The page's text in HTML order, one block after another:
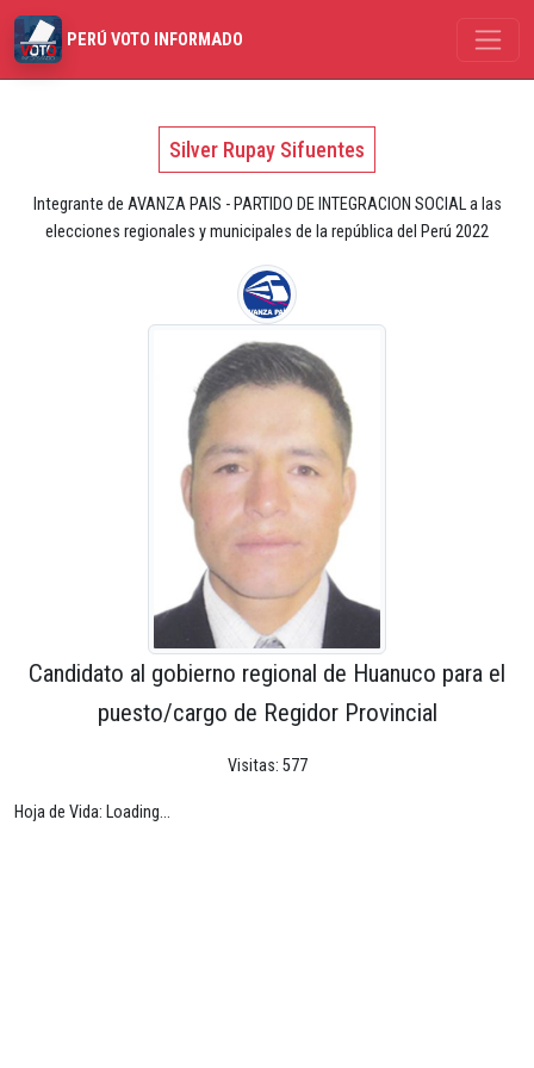
PERÚ VOTO INFORMADO
Silver Rupay Sifuentes
Integrante de AVANZA PAIS - PARTIDO DE INTEGRACION SOCIAL a las
elecciones regionales y municipales de la república del Perú 2022
Candidato al gobierno regional de Huanuco para el
puesto/cargo de Regidor Provincial
Visitas: 577
Hoja de Vida: Loading...